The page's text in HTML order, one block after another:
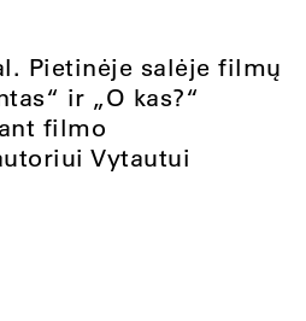
Pietinėje salėje filmų
ir „O kas?“
filmo
Vytautui